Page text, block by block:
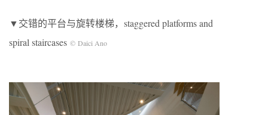
▼交错的平台与旋转楼梯，staggered platforms and
spiral staircases © Daici Ano